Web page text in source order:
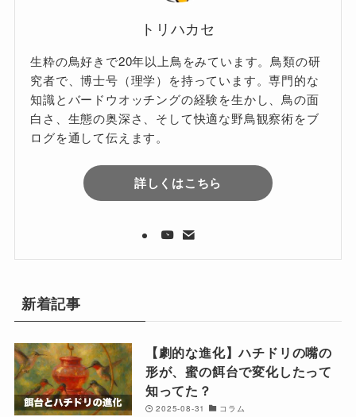
トリハカセ
生粋の鳥好きで20年以上鳥をみています。鳥類の研
究者で、博士号（理学）を持っています。専門的な
知識とバードウオッチングの経験を生かし、鳥の面
白さ、生態の奥深さ、そして快適な野鳥観察術をブ
ログを通して伝えます。
詳しくはこちら
新着記事
【劇的な進化】ハチドリの嘴の
形が、蜜の餌台で変化したって
知ってた？
2025-08-31 コラム